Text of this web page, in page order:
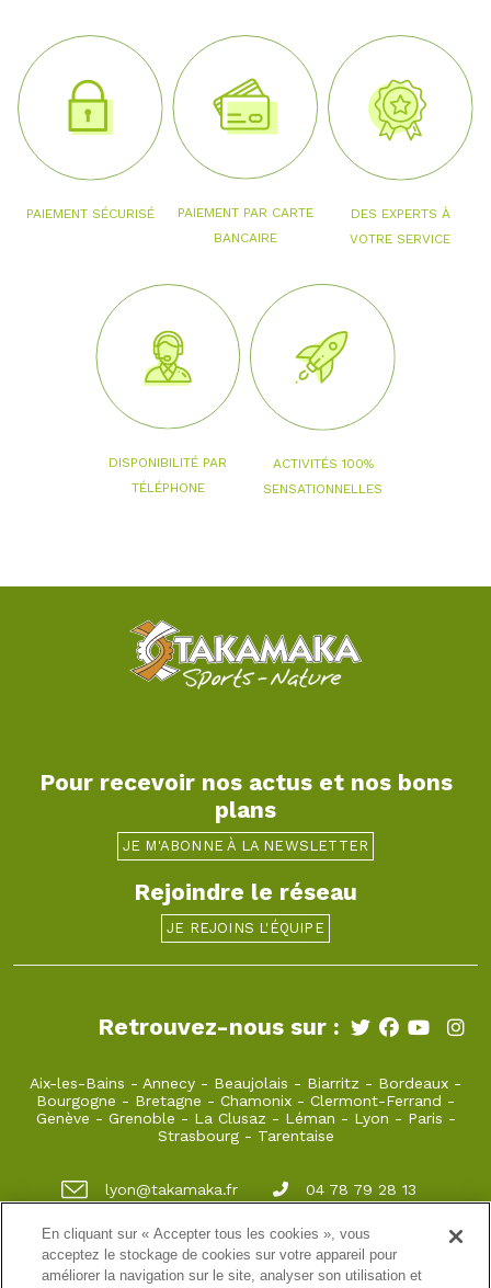
PAIEMENT SÉCURISÉ
PAIEMENT PAR CARTE
BANCAIRE
DES EXPERTS À
VOTRE SERVICE
DISPONIBILITÉ PAR
TÉLÉPHONE
ACTIVITÉS 100%
SENSATIONNELLES
Pour recevoir nos actus et nos bons
plans
JE M'ABONNE À LA NEWSLETTER
Rejoindre le réseau
JE REJOINS L'ÉQUIPE
Retrouvez-nous sur :
Aix-les-Bains - Annecy - Beaujolais - Biarritz - Bordeaux -
Bourgogne - Bretagne - Chamonix - Clermont-Ferrand -
Genève - Grenoble - La Clusaz - Léman - Lyon - Paris -
Strasbourg- Tarentaise
lyon@takamaka.fr 04 78 79 28 13
Vieux Lyon 22 rue juiverie 69005 Lyon
En cliquant sur « Accepter tous les cookies », vous
acceptez le stockage de cookies sur votre appareil pour
améliorer la navigation sur le site, analyser son utilisation et